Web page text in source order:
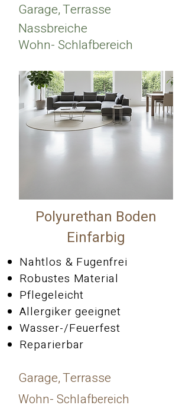
Garage, Terrasse
Nassbreiche
Wohn- Schlafbereich
Polyurethan Boden
Einfarbig
Nahtlos & Fugenfrei
Robustes Material
Pflegeleicht
Allergiker geeignet
Wasser-/Feuerfest
Reparierbar
Garage, Terrasse
Wohn- Schlafbereich